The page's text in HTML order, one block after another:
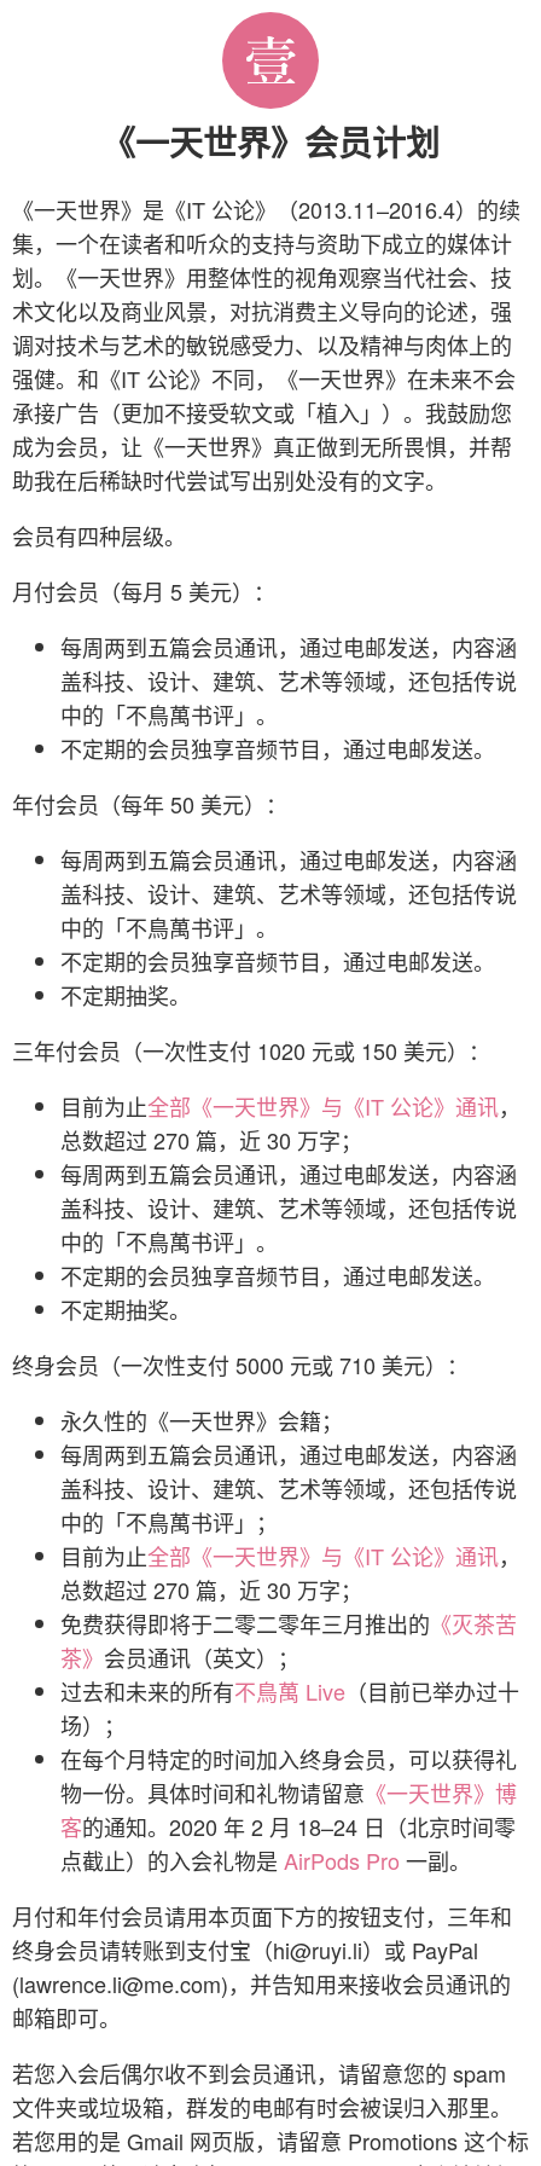
《一天世界》会员计划
《一天世界》是《IT 公论》（2013.11–2016.4）的续
集，一个在读者和听众的支持与资助下成立的媒体计
划。《一天世界》用整体性的视角观察当代社会、技
术文化以及商业风景，对抗消费主义导向的论述，强
调对技术与艺术的敏锐感受力、以及精神与肉体上的
强健。和《IT 公论》不同，《一天世界》在未来不会
承接广告（更加不接受软文或「植入」）。我鼓励您
成为会员，让《一天世界》真正做到无所畏惧，并帮
助我在后稀缺时代尝试写出别处没有的文字。
会员有四种层级。
月付会员（每月 5 美元）：
每周两到五篇会员通讯，通过电邮发送，内容涵
盖科技、设计、建筑、艺术等领域，还包括传说
中的「不鳥萬书评」。
不定期的会员独享音频节目，通过电邮发送。
年付会员（每年 50 美元）：
每周两到五篇会员通讯，通过电邮发送，内容涵
盖科技、设计、建筑、艺术等领域，还包括传说
中的「不鳥萬书评」。
不定期的会员独享音频节目，通过电邮发送。
不定期抽奖。
三年付会员（一次性支付 1020 元或 150 美元）：
目前为止全部《一天世界》与《IT 公论》通讯，
总数超过 270 篇，近 30 万字；
每周两到五篇会员通讯，通过电邮发送，内容涵
盖科技、设计、建筑、艺术等领域，还包括传说
中的「不鳥萬书评」。
不定期的会员独享音频节目，通过电邮发送。
不定期抽奖。
终身会员（一次性支付 5000 元或 710 美元）：
永久性的《一天世界》会籍；
每周两到五篇会员通讯，通过电邮发送，内容涵
盖科技、设计、建筑、艺术等领域，还包括传说
中的「不鳥萬书评」；
目前为止全部《一天世界》与《IT 公论》通讯，
总数超过 270 篇，近 30 万字；
免费获得即将于二零二零年三月推出的 《灭茶苦
茶》 会员通讯（英文）；
过去和未来的所有不鳥萬 Live （目前已举办过十
场）；
在每个月特定的时间加入终身会员，可以获得礼
物一份。具体时间和礼物请留意 《一天世界》博
客的通知。2020 年 2 月 18–24 日（北京时间零
点截止）的入会礼物是 AirPods Pro 一副。
月付和年付会员请用本页面下方的按钮支付，三年和
终身会员请转账到支付宝（hi@ruyi.li）或 PayPal
(lawrence.li@me.com)，并告知用来接收会员通讯的
邮箱即可。
若您入会后偶尔收不到会员通讯，请留意您的 spam
文件夹或垃圾箱，群发的电邮有时会被误归入那里。
若您用的是 Gmail 网页版，请留意 Promotions 这个标